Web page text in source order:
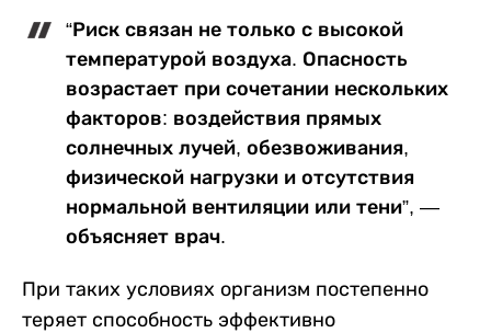
“Риск связан не только с высокой
температурой воздуха. Опасность
возрастает при сочетании нескольких
факторов: воздействия прямых
солнечных лучей, обезвоживания,
физической нагрузки и отсутствия
нормальной вентиляции или тени”, —
объясняет врач.
При таких условиях организм постепенно
теряет способность эффективно